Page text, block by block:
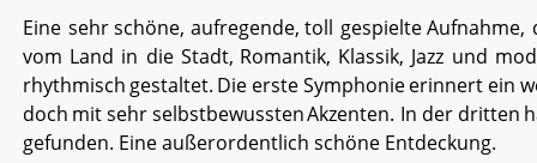
Eine sehr schöne, aufregende, toll gespielte Aufnahme,
vom Land in die Stadt, Romantik, Klassik, Jazz und
rhythmisch gestaltet. Die ersteSymphonieerinnert ein
doch mitsehrselbstbewusstenAkzenten. In der dritten
gefunden. Eine außerordentlich schöne Entdeckung.